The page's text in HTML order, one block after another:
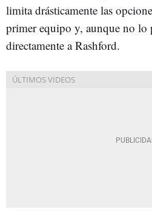
limita drásticamente las
primer equipo y, aunque no lo
directamente a Rashford.